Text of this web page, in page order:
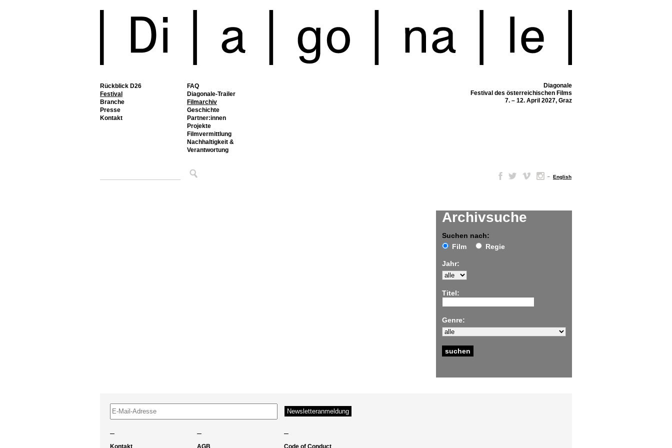
Rückblick D26
Festival
FAQ
Diagonale-Trailer
Filmarchiv
Geschichte
Partner:innen
Projekte
Filmvermittlung
Nachhaltigkeit &
Verantwortung
Branche
Presse
Kontakt
Diagonale
Festival des österreichischen Films
7. – 12. April 2027, Graz
– English
Archivsuche
Suchen nach:
Film
Regie
Jahr:
Titel:
Genre:
– – –
Kontakt AGB Code of Conduct